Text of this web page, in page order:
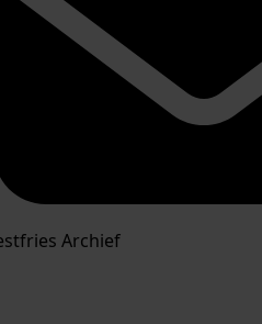
Archief